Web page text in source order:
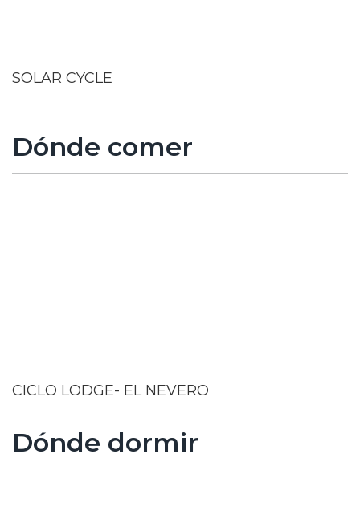
SOLAR CYCLE
Dónde comer
CICLO LODGE- EL NEVERO
Dónde dormir